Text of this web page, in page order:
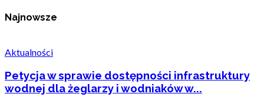
Najnowsze
Aktualności
Petycja w sprawie dostępności infrastruktury
wodnej dla żeglarzy i wodniaków w...